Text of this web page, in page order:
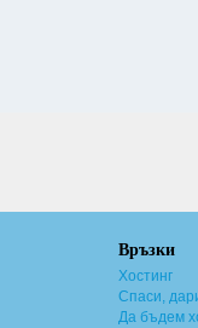
Връзки
Хостинг
Спаси,
Да бъдем